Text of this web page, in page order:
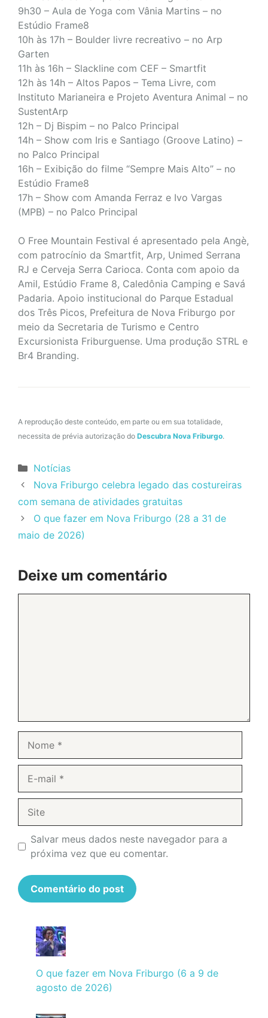
9h30 – Aula de Yoga com Vânia Martins – no
Estúdio Frame8
10h às 17h – Boulder livre recreativo – no Arp
Garten
11h às 16h – Slackline com CEF – Smartfit
12h às 14h – Altos Papos – Tema Livre, com
Instituto Marianeira e Projeto Aventura Animal – no
SustentArp
12h – Dj Bispim – no Palco Principal
14h – Show com Iris e Santiago (Groove Latino) –
no Palco Principal
16h – Exibição do filme “Sempre Mais Alto” – no
Estúdio Frame8
17h – Show com Amanda Ferraz e Ivo Vargas
(MPB) – no Palco Principal
O Free Mountain Festival é apresentado pela Angè,
com patrocínio da Smartfit, Arp, Unimed Serrana
RJ e Cerveja Serra Carioca. Conta com apoio da
Amil, Estúdio Frame 8, Caledônia Camping e Savá
Padaria. Apoio institucional do Parque Estadual
dos Três Picos, Prefeitura de Nova Friburgo por
meio da Secretaria de Turismo e Centro
Excursionista Friburguense. Uma produção STRL e
Br4 Branding.
A reprodução deste conteúdo, em parte ou em sua totalidade,
necessita de prévia autorização do Descubra Nova Friburgo.
Categorias
Notícias
Nova Friburgo celebra legado das costureiras
com semana de atividades gratuitas
O que fazer em Nova Friburgo (28 a 31 de
maio de 2026)
Deixe um comentário
mail
Salvar meus dados neste navegador para a
próxima vez que eu comentar.
O que fazer em Nova Friburgo (6 a 9 de
agosto de 2026)